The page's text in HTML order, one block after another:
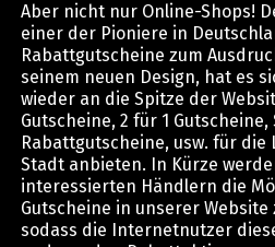
Aber nicht nur Online-Shops!
einer der Pioniere in
Rabattgutscheine zum
seinem neuen Design, hat es
wieder an die Spitze der
Gutscheine, 2 für 1
Rabattgutscheine, usw. für
Stadt anbieten. In Kürze
interessierten Händlern die
Gutscheine in unserer
sodass die Internetnutzer